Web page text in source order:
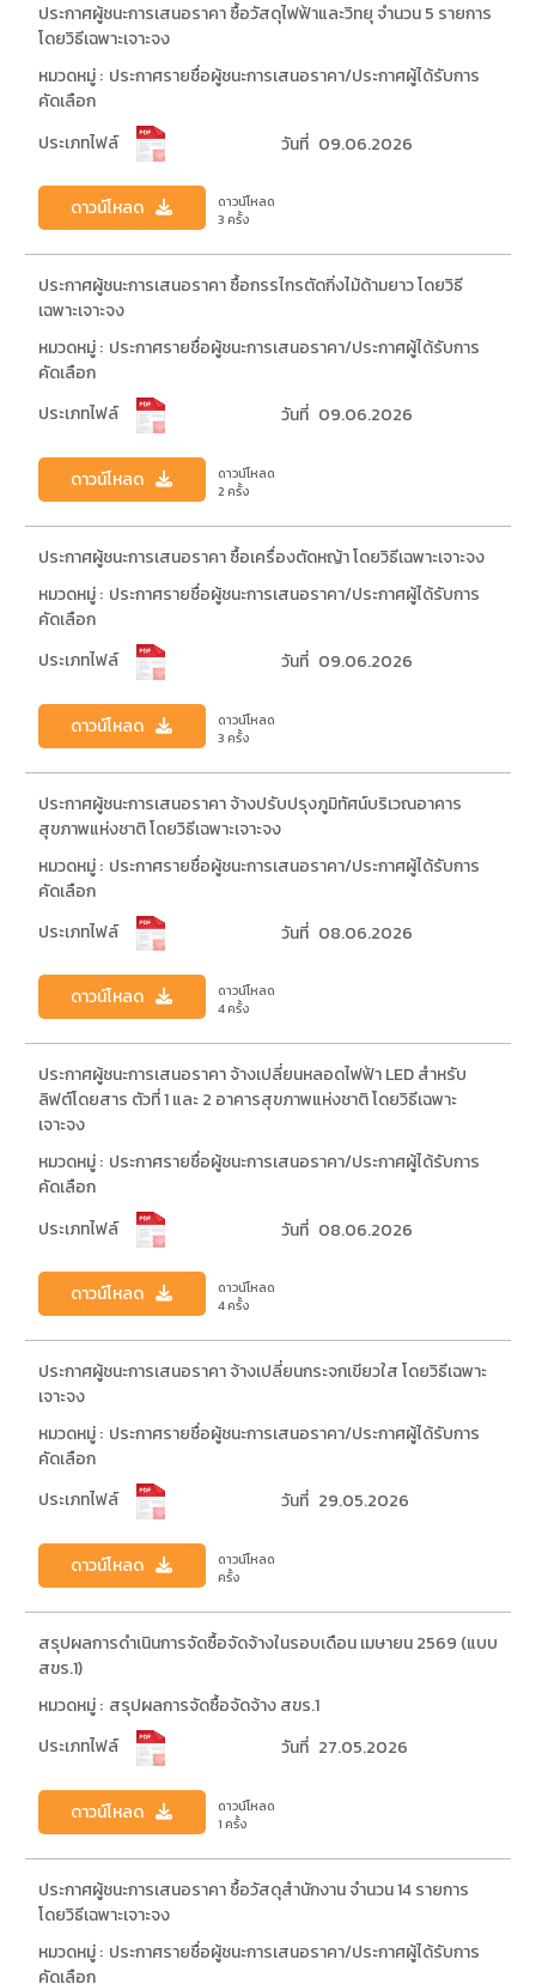
ประกาศผู้ชนะการเสนอราคา ซื้อวัสดุไฟฟ้าและวิทยุ จำนวน 5 รายการ
โดยวิธีเฉพาะเจาะจง
หมวดหมู่ : ประกาศรายชื่อผู้ชนะการเสนอราคา/ประกาศผู้ได้รับการ
คัดเลือก
ประเภทไฟล์
วันที่ 09.06.2026
ดาวน์โหลด
ดาวน์โหลด
3 ครั้ง
ประกาศผู้ชนะการเสนอราคา ซื้อกรรไกรตัดกิ่งไม้ด้ามยาว โดยวิธี
เฉพาะเจาะจง
หมวดหมู่ : ประกาศรายชื่อผู้ชนะการเสนอราคา/ประกาศผู้ได้รับการ
คัดเลือก
ประเภทไฟล์
วันที่ 09.06.2026
ดาวน์โหลด
ดาวน์โหลด
2 ครั้ง
ประกาศผู้ชนะการเสนอราคา ซื้อเครื่องตัดหญ้า โดยวิธีเฉพาะเจาะจง
หมวดหมู่ : ประกาศรายชื่อผู้ชนะการเสนอราคา/ประกาศผู้ได้รับการ
คัดเลือก
ประเภทไฟล์
วันที่ 09.06.2026
ดาวน์โหลด
ดาวน์โหลด
3 ครั้ง
ประกาศผู้ชนะการเสนอราคา จ้างปรับปรุงภูมิทัศน์บริเวณอาคาร
สุขภาพแห่งชาติ โดยวิธีเฉพาะเจาะจง
หมวดหมู่ : ประกาศรายชื่อผู้ชนะการเสนอราคา/ประกาศผู้ได้รับการ
คัดเลือก
ประเภทไฟล์
วันที่ 08.06.2026
ดาวน์โหลด
ดาวน์โหลด
4 ครั้ง
ประกาศผู้ชนะการเสนอราคา จ้างเปลี่ยนหลอดไฟฟ้า LED สำหรับ
ลิฟต์โดยสาร ตัวที่ 1 และ 2 อาคารสุขภาพแห่งชาติ โดยวิธีเฉพาะ
เจาะจง
หมวดหมู่ : ประกาศรายชื่อผู้ชนะการเสนอราคา/ประกาศผู้ได้รับการ
คัดเลือก
ประเภทไฟล์
วันที่ 08.06.2026
ดาวน์โหลด
ดาวน์โหลด
4 ครั้ง
ประกาศผู้ชนะการเสนอราคา จ้างเปลี่ยนกระจกเขียวใส โดยวิธีเฉพาะ
เจาะจง
หมวดหมู่ : ประกาศรายชื่อผู้ชนะการเสนอราคา/ประกาศผู้ได้รับการ
คัดเลือก
ประเภทไฟล์
วันที่ 29.05.2026
ดาวน์โหลด
ดาวน์โหลด
ครั้ง
สรุปผลการดำเนินการจัดซื้อจัดจ้างในรอบเดือน เมษายน 2569 (แบบ
สขร.1)
หมวดหมู่ : สรุปผลการจัดซื้อจัดจ้าง สขร.1
ประเภทไฟล์
วันที่ 27.05.2026
ดาวน์โหลด
ดาวน์โหลด
1 ครั้ง
ประกาศผู้ชนะการเสนอราคา ซื้อวัสดุสำนักงาน จำนวน 14 รายการ
โดยวิธีเฉพาะเจาะจง
หมวดหมู่ : ประกาศรายชื่อผู้ชนะการเสนอราคา/ประกาศผู้ได้รับการ
คัดเลือก